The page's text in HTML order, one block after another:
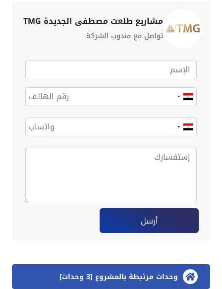
مشاريع طلعت مصطفى الجديدة TMG
تواصل مع مندوب الشركة
أرسل
وحدات مرتبطة بالمشروع [3 وحدات]